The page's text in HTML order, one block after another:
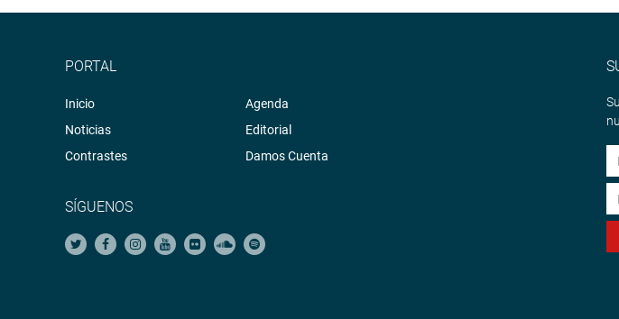
PORTAL
Inicio
Noticias
Contrastes
Agenda
Editorial
Damos Cuenta
SÍGUENOS